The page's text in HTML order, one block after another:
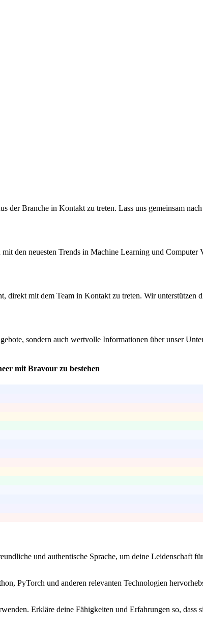
Branche in Kontakt zu treten. Lass uns gemeinsam
den neuesten Trends in Machine Learning und
direkt mit dem Team in Kontakt zu treten. Wir
sondern auch wertvolle Informationen über unser
mit Bravour zu bestehen
und authentische Sprache, um deine Leidenschaft
PyTorch und anderen relevanten Technologien
Erkläre deine Fähigkeiten und Erfahrungen so,